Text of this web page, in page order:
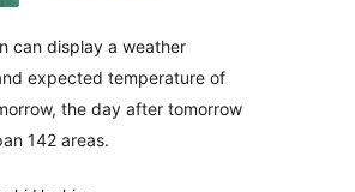
can display a weather
expected temperature of
the day after tomorrow
142 areas.